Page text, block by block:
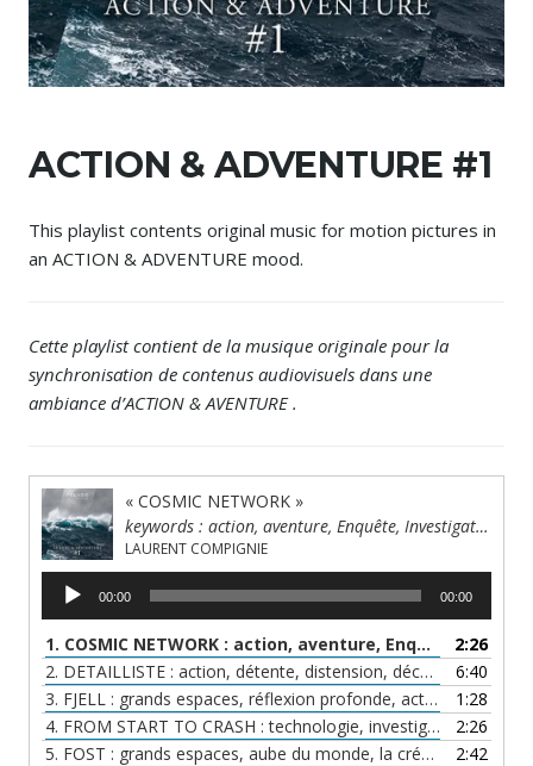
ACTION & ADVENTURE #1
This playlist contents original music for motion pictures in
an ACTION & ADVENTURE mood.
Cette playlist contient de la musique originale pour la
synchronisation de contenus audiovisuels dans une
ambiance d’ACTION & AVENTURE .
« COSMIC NETWORK »
keywords : action, aventure, Enquête, Investigation
LAURENT COMPIGNIE
Lecteur
audio
00:00 00:00
1. COSMIC NETWORK : action, aventure, Enquête, Investigation
2:26
2. DETAILLISTE : action, détente, distension, découverte, initiation, aventure
6:40
3. FJELL : grands espaces, réflexion profonde, action, aventure
1:28
4. FROM START TO CRASH : technologie, investigation, action soft
2:26
5. FOST : grands espaces, aube du monde, la création, génèse, Illumination
2:42